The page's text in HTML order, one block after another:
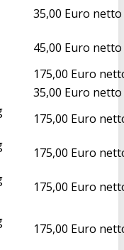
35,00 Euro netto
45,00 Euro netto
175,00 Euro
35,00 Euro netto
175,00 Euro
175,00 Euro
175,00 Euro
175,00 Euro